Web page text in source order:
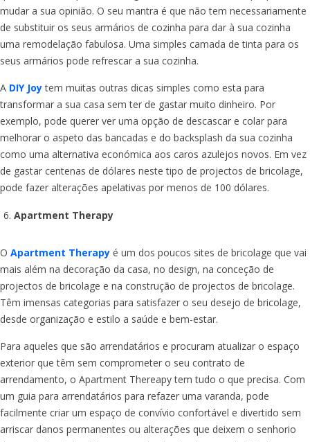
mudar a sua opinião. O seu mantra é que não tem necessariamente
de substituir os seus armários de cozinha para dar à sua cozinha
uma remodelação fabulosa. Uma simples camada de tinta para os
seus armários pode refrescar a sua cozinha.
A DIY Joytem muitas outras dicas simples como esta para
transformar a sua casa sem ter de gastar muito dinheiro. Por
exemplo, pode querer ver uma opção de descascar e colar para
melhorar o aspeto das bancadas e do backsplash da sua cozinha
como uma alternativa económica aos caros azulejos novos. Em vez
de gastar centenas de dólares neste tipo de projectos de bricolage,
pode fazer alterações apelativas por menos de 100 dólares.
Apartment Therapy
O Apartment Therapy é um dos poucos sites de bricolage que vai
mais além na decoração da casa, no design, na conceção de
projectos de bricolage e na construção de projectos de bricolage.
Têm imensas categorias para satisfazer o seu desejo de bricolage,
desde organização e estilo a saúde e bem-estar.
Para aqueles que são arrendatários e procuram atualizar o espaço
exterior que têm sem comprometer o seu contrato de
arrendamento, o Apartment Thereapy tem tudo o que precisa. Com
um guia para arrendatários para refazer uma varanda, pode
facilmente criar um espaço de convívio confortável e divertido sem
arriscar danos permanentes ou alterações que deixem o senhorio